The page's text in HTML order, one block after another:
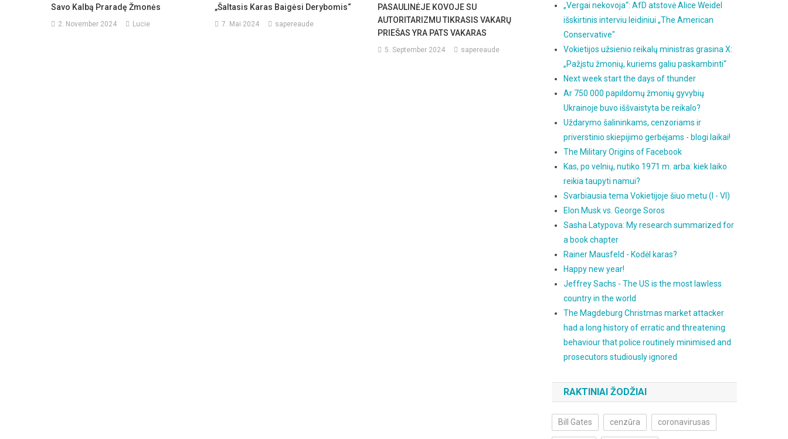
Savo Kalbą Praradę Žmonės
2. November 2024 Lucie
„Šaltasis Karas Baigėsi Derybomis“
7. Mai 2024 sapereaude
PASAULINĖJE KOVOJE SU
AUTORITARIZMU TIKRASIS VAKARŲ
PRIEŠAS YRA PATS VAKARAS
5. September 2024 sapereaude
„Vergai nekovoja“: AfD atstovė Alice Weidel
išskirtinis interviu leidiniui „The American
Conservative"
Vokietijos užsienio reikalų ministras grasina X:
„Pažįstu žmonių, kuriems galiu paskambinti“
Next week start the days of thunder
Ar 750 000 papildomų žmonių gyvybių
Ukrainoje buvo iššvaistyta be reikalo?
Uždarymo šalininkams, cenzoriams ir
priverstinio skiepijimo gerbėjams - blogi laikai!
The Military Origins of Facebook
Kas, po velnių, nutiko 1971 m. arba: kiek laiko
reikia taupyti namui?
Svarbiausia tema Vokietijoje šiuo metu (I - VI)
Elon Musk vs. George Soros
Sasha Latypova: My research summarized for
a book chapter
Rainer Mausfeld - Kodėl karas?
Happy new year!
Jeffrey Sachs - The US is the most lawless
country in the world
The Magdeburg Christmas market attacker
had a long history of erratic and threatening
behaviour that police routinely minimised and
prosecutors studiously ignored
RAKTINIAI ŽODŽIAI
Bill Gates cenzūra coronavirusas